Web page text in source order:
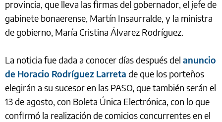
provincia, que lleva las firmas del gobernador, el jefe de
gabinete bonaerense, Martín Insaurralde, y la ministra
de gobierno, María Cristina Álvarez Rodríguez.
La noticia fue dada a conocer días después del anuncio
de Horacio Rodríguez Larreta de que los porteños
elegirán a su sucesor en las PASO, que también serán el
13 de agosto, con Boleta Única Electrónica, con lo que
confirmó la realización de comicios concurrentes en el